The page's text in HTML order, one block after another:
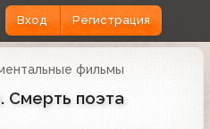
Вход Регистрация
фильмы
Смерть поэта